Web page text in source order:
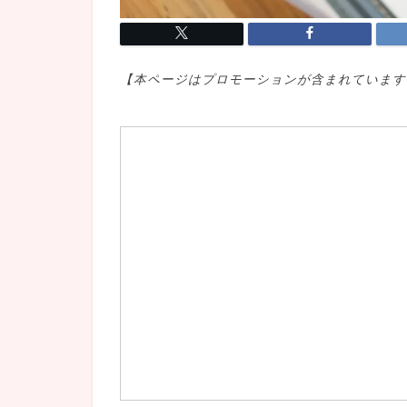
【本ページはプロモ ーションが含まれていま